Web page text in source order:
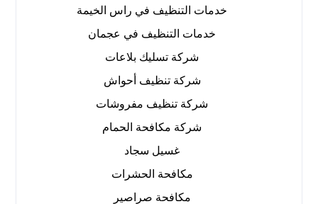
خدمات التنظيف في راس الخيمة
خدمات التنظيف في عجمان
شركة تسليك بلاعات
شركة تنظيف أحواش
شركة تنظيف مفروشات
شركة مكافحة الحمام
غسيل سجاد
مكافحة الحشرات
مكافحة صراصير